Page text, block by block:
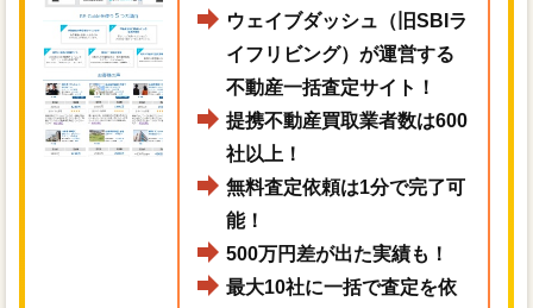
ウェイブダッシュ（旧SBIラ
イフリビング）が運営する
不動産一括査定サイト！
提携不動産買取業者数は600
社以上！
無料査定依頼は1分で完了可
能！
500万円差が出た実績も！
最大10社に一括で査定を依